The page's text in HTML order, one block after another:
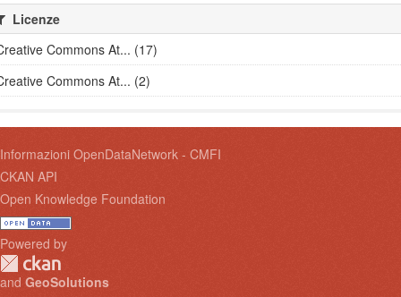
Licenze
Commons At... (17)
Commons At... (2)
Informazioni OpenDataNetwork - CMFI
CKAN API
Open Knowledge Foundation
Powered by
and GeoSolutions